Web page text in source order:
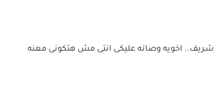
شريف.. اخويه وصانه عليكى انتى مش هتكونى معنه